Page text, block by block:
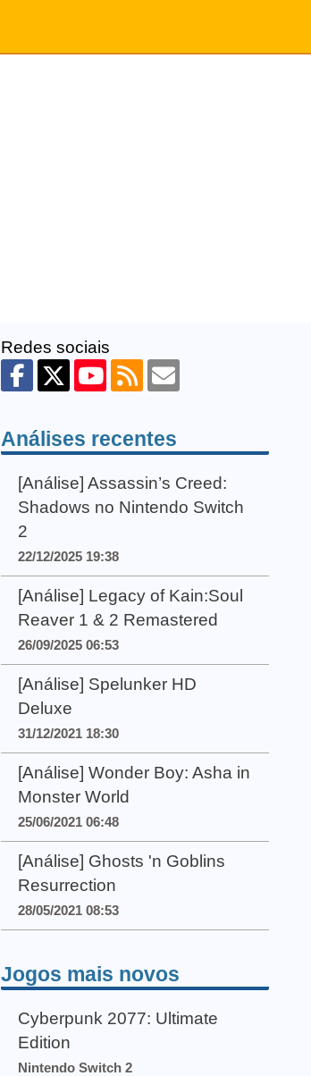
Redes sociais
Análises recentes
[Análise] Assassin’s Creed:
Shadows no Nintendo Switch
2
22/12/2025 19:38
[Análise] Legacy of Kain:Soul
Reaver 1 & 2 Remastered
26/09/2025 06:53
[Análise] Spelunker HD
Deluxe
31/12/2021 18:30
[Análise] Wonder Boy: Asha in
Monster World
25/06/2021 06:48
[Análise] Ghosts 'n Goblins
Resurrection
28/05/2021 08:53
Jogos mais novos
Cyberpunk 2077: Ultimate
Edition
Nintendo Switch 2